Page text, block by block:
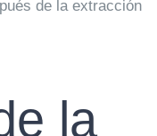
de la extracción
la